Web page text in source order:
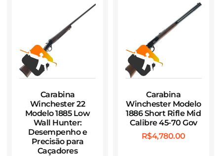
Carabina
Winchester 22
Modelo 1885 Low
Wall Hunter:
Desempenho e
Precisão para
Caçadores
Carabina
Winchester Modelo
1886 Short Rifle Mid
Calibre 45-70 Gov
R$4,780.00